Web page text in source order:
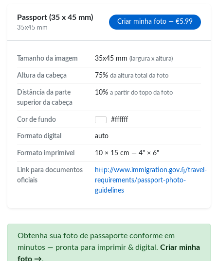
Passport (35 x 45 mm)
35x45 mm
Criar minha foto — €5.99
Tamanho da imagem 35x45 mm (largura x altura)
Altura da cabeça 75% da altura total da foto
Distância da parte
superior da cabeça
10% a partir do topo da foto
Cor de fundo #ffffff
Formato digital auto
Formato imprimível 10 × 15 cm — 4" × 6"
Link para documentos
oficiais
http://www.immigration.gov.fj/travel-
requirements/passport-photo-
guidelines
Obtenha sua foto de passaporte conforme em
minutos — pronta para imprimir & digital. Criar minha
foto →.